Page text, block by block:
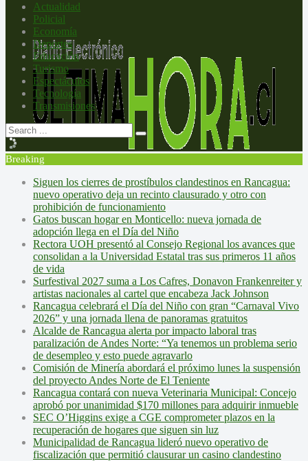
Actualidad
Policial
Economía
Deportes
Educación
Turismo
Espectáculos
Tecnología
Transmisiones
Breaking
Siguen los cierres de prostíbulos clandestinos en Rancagua:
nuevo operativo deja un recinto clausurado y otro con
prohibición de funcionamiento
Gatos buscan hogar en Monticello: nueva jornada de
adopción llega en el Día del Niño
Rectora UOH presentó al Consejo Regional los avances que
consolidan a la Universidad Estatal tras sus primeros 11 años
de vida
Surfestival 2027 suma a Los Cafres, Donavon Frankenreiter y
artistas nacionales al cartel que encabeza Jack Johnson
Rancagua celebrará el Día del Niño con gran “Carnaval Vivo
2026” y una jornada llena de panoramas gratuitos
Alcalde de Rancagua alerta por impacto laboral tras
paralización de Andes Norte: “Ya tenemos un problema serio
de desempleo y esto puede agravarlo
Comisión de Minería abordará el próximo lunes la suspensión
del proyecto Andes Norte de El Teniente
Rancagua contará con nueva Veterinaria Municipal: Concejo
aprobó por unanimidad $170 millones para adquirir inmueble
SEC O’Higgins exige a CGE comprometer plazos en la
recuperación de hogares que siguen sin luz
Municipalidad de Rancagua lideró nuevo operativo de
fiscalización que permitió clausurar un casino clandestino